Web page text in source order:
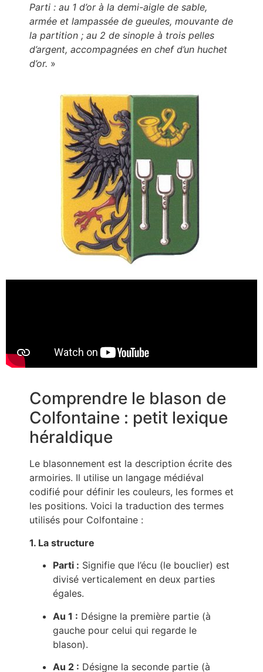
Parti : au 1 d’or à la demi-aigle de sable,
armée et lampassée de gueules, mouvante de
la partition ; au 2 de sinople à trois pelles
d’argent, accompagnées en chef d’un huchet
d’or. »
Comprendre le blason de
Colfontaine : petit lexique
héraldique
Le blasonnement est la description écrite des
armoiries. Il utilise un langage médiéval
codifié pour définir les couleurs, les formes et
les positions. Voici la traduction des termes
utilisés pour Colfontaine :
1. La structure
Parti : Signifie que l’écu (le bouclier) est
divisé verticalement en deux parties
égales.
Au 1 : Désigne la première partie (à
gauche pour celui qui regarde le
blason).
Au 2 : Désigne la seconde partie (à